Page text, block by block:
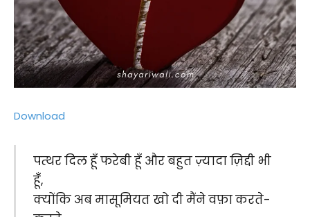
Download
पत्थर दिल हूँ फरेबी हूँ और बहुत ज़्यादा ज़िद्दी भी
हूँ,
क्योंकि अब मासूमियत खो दी मैंने वफ़ा करते-